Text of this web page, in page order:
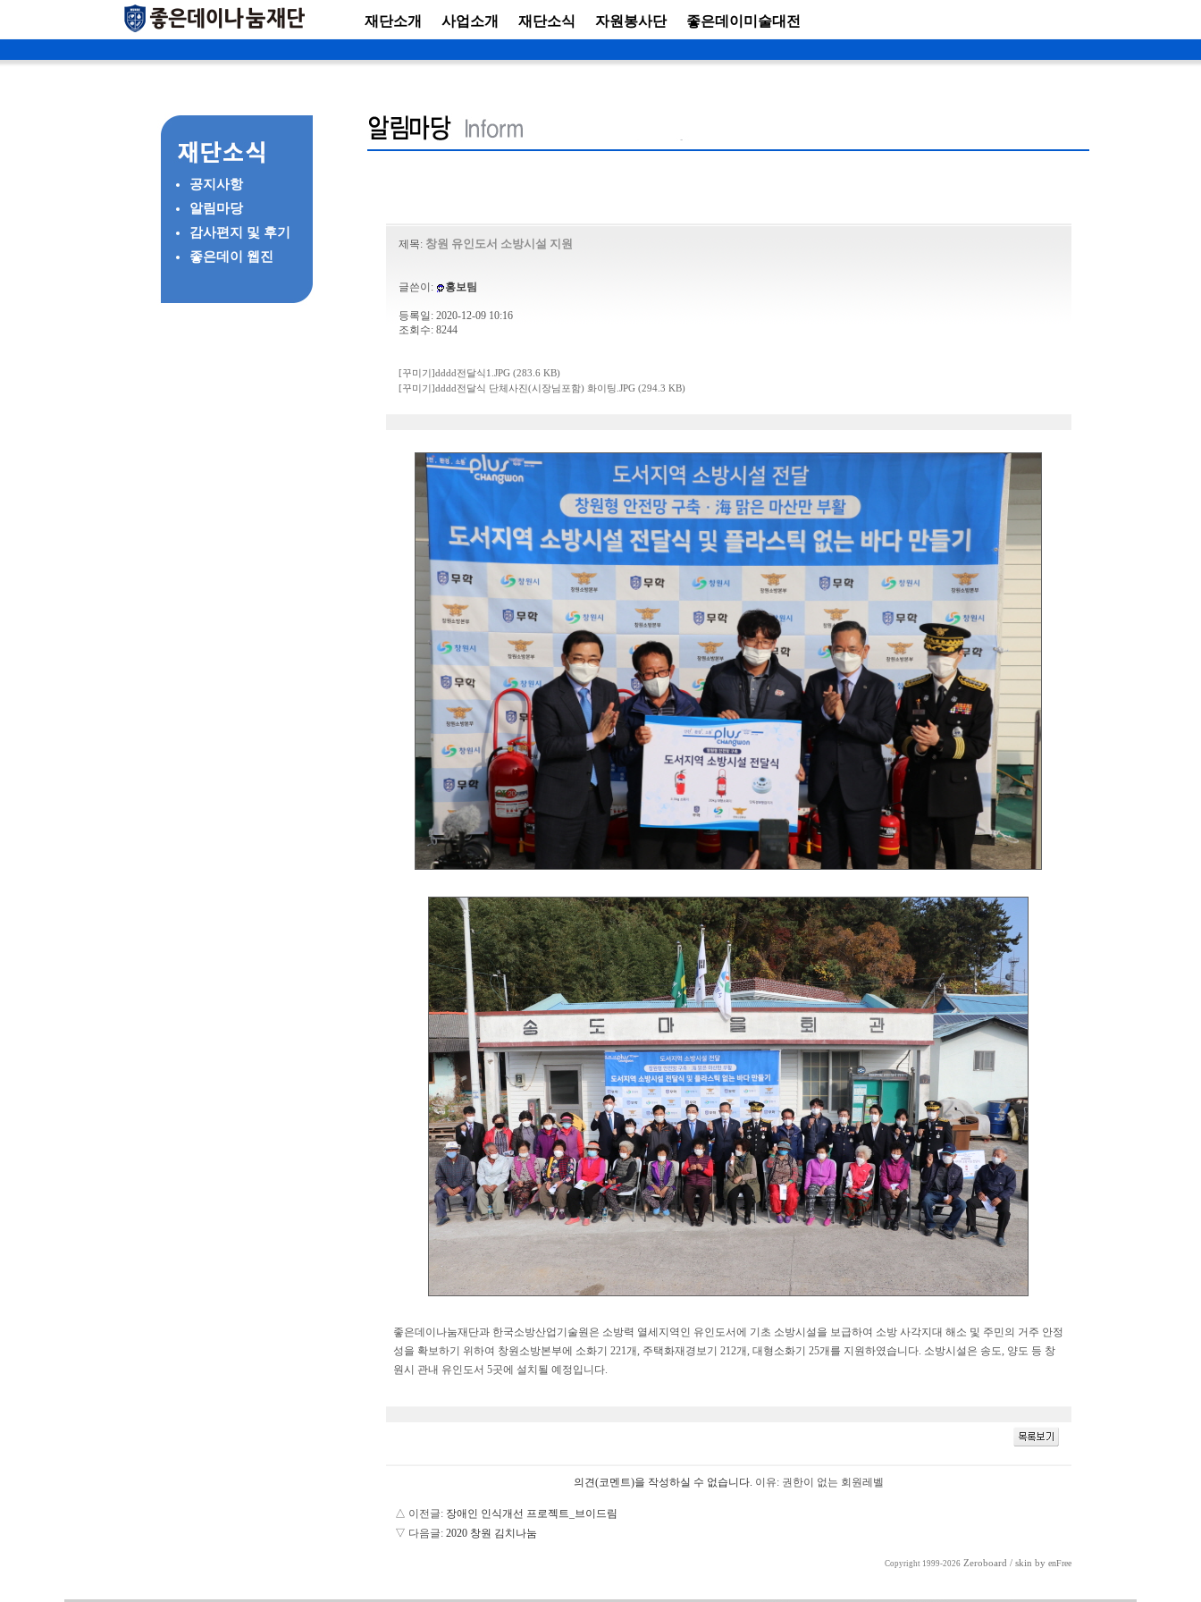
재단소개 사업소개 재단소식 자원봉사단 좋은데이미술대전
공지사항
알림마당
감사편지 및 후기
좋은데이 웹진
제목: 창원 유인도서 소방시설 지원
글쓴이: 홍보팀
등록일: 2020-12-09 10:16
조회수: 8244
[꾸미기]dddd전달식1.JPG (283.6 KB)
[꾸미기]dddd전달식 단체사진(시장님포함) 화이팅.JPG (294.3 KB)
좋은데이나눔재단과 한국소방산업기술원은 소방력 열세지역인 유인도서에 기초 소방시설을 보급하여 소방 사각지대 해소 및 주민의 거주 안정
성을 확보하기 위하여 창원소방본부에 소화기 221개, 주택화재경보기 212개, 대형소화기 25개를 지원하였습니다. 소방시설은 송도, 양도 등 창
원시 관내 유인도서 5곳에 설치될 예정입니다.
의견(코멘트)을 작성하실 수 없습니다. 이유: 권한이 없는 회원레벨
△ 이전글: 장애인 인식개선 프로젝트_브이드림
▽ 다음글: 2020 창원 김치나눔
Copyright 1999-2026 Zeroboard / skin by enFree